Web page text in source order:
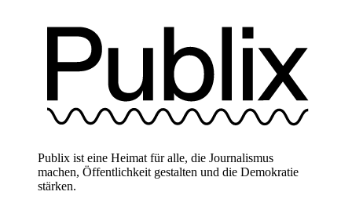
Publix ist eine Heimat für alle, die Journalismus
machen, Öffentlichkeit gestalten und die Demokratie
stärken.